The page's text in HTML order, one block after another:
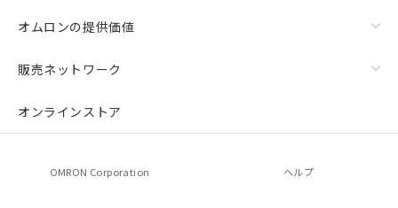
オムロンの提供価値
販売ネットワーク
オンラインストア
OMRON Corporation ヘルプ